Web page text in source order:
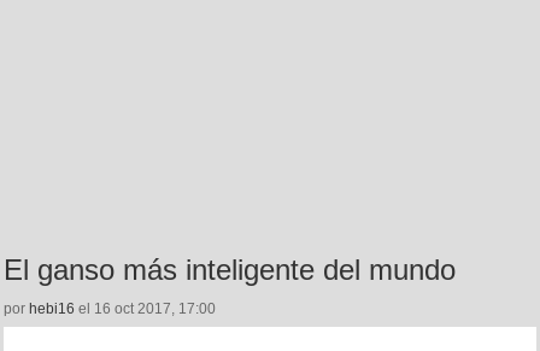
El ganso más inteligente del mundo
por hebi16 el 16 oct 2017, 17:00